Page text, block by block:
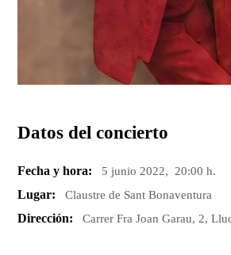
Datos del concierto
Fecha y hora: 5 junio 2022, 20:00 h.
Lugar: Claustre de Sant Bonaventura
Dirección: Carrer Fra Joan Garau, 2,